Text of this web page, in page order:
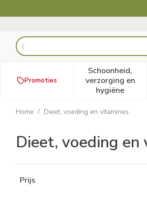
Product, merk, categorie...
Promoties
Schoonheid,
verzorging en
hygiëne
Toon
Home / Dieet, voeding en vitamines
Dieet, voeding en
Prijs